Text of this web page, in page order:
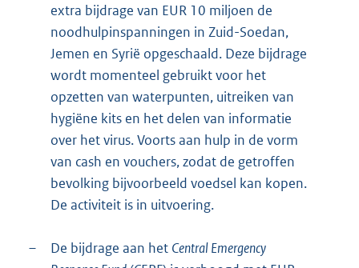
extra bijdrage van EUR 10 miljoen de
noodhulpinspanningen in Zuid-Soedan,
Jemen en Syrië opgeschaald. Deze bijdrage
wordt momenteel gebruikt voor het
opzetten van waterpunten, uitreiken van
hygiëne kits en het delen van informatie
over het virus. Voorts aan hulp in de vorm
van cash en vouchers, zodat de getroffen
bevolking bijvoorbeeld voedsel kan kopen.
De activiteit is in uitvoering.
– De bijdrage aan het Central Emergency